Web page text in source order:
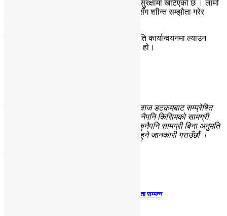
अमेरिकी सेना सन् २००१ देखि अफगानिस्तानको सुरक्षामा खटिएको छ । लामो
समयको युद्धपछि अमेरिकाले तालिवानी लडाकुहरुसँग शाीन्त सम्झौता गरेर
तालिवानीसँगको युद्धविरामका क्रममा भएको सहमति कार्यान्वयनमा ल्याउन
इराकबाट अमेरिकी सेना क्रमश फिर्ता हुन थालेको हो।
यस एभरेस्ट आवाज डटकमबाट सम्प्रेषित
कुनैपनि समाचार, लेख, बिचार, टिप्पणी वा अन्य कुनैपनि किसिमको सामग्री
सर्वाधिकार सुरक्षित गरिएको छ । यहाँ सम्प्रेषित कुनैपनि सामग्री बिना अनुमति
साभार गरेको पाईए कानुनी कारबाहीमा जान बाध्य हुने जानकारी गराउँछौं ।
स्टेप वाई स्टेप मा.वि.मा नेपाली भाषा कौशल प्रतियोगिता सम्पन्न